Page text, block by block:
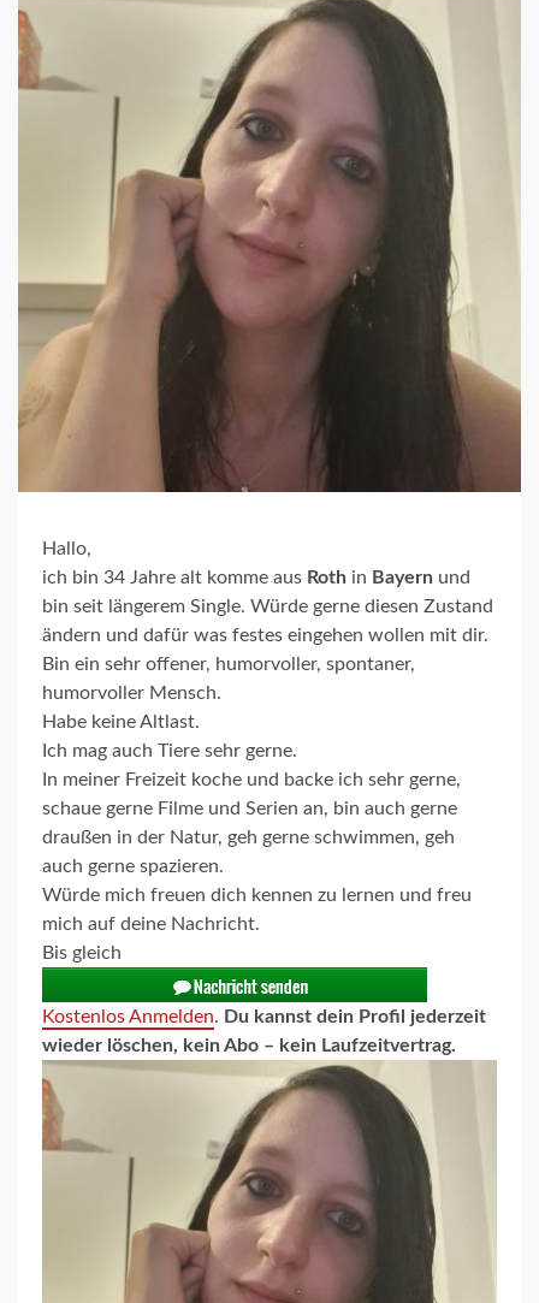
Hallo,
ich bin 34 Jahre alt komme aus Roth in Bayern und
bin seit längerem Single. Würde gerne diesen Zustand
ändern und dafür was festes eingehen wollen mit dir.
Bin ein sehr offener, humorvoller, spontaner,
humorvoller Mensch.
Habe keine Altlast.
Ich mag auch Tiere sehr gerne.
In meiner Freizeit koche und backe ich sehr gerne,
schaue gerne Filme und Serien an, bin auch gerne
draußen in der Natur, geh gerne schwimmen, geh
auch gerne spazieren.
Würde mich freuen dich kennen zu lernen und freu
mich auf deine Nachricht.
Bis gleich
Kostenlos Anmelden. Du kannst dein Profil jederzeit
wieder löschen, kein Abo – kein Laufzeitvertrag.